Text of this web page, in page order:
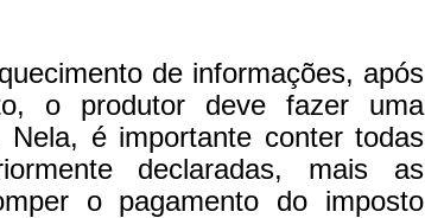
de informações, após
o produtor deve fazer uma
Nela, é importante conter todas
declaradas, mais as
o pagamento do imposto